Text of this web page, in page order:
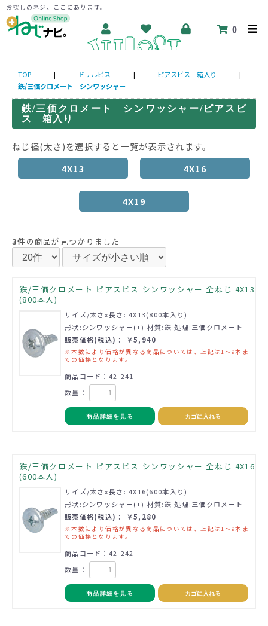
お探しのネジ、ここにあります。
0
TOP | ドリルビス | ピアスビス 箱入り
|
鉄/三価クロメート シンワッシャー
鉄/三価クロメート シンワッシャー/ピアスビ
ス 箱入り
ねじ径(太さ)を選択すると一覧が表示されます。
4X13
4X16
4X19
3件の商品が見つかりました
鉄/三価クロメート ピアスビス シンワッシャー 全ねじ 4X13
(800本入)
サイズ/太さx長さ: 4X13(800本入り)
形状:シンワッシャー(+) 材質:鉄 処理:三価クロメート
販売価格(税込)： ￥5,940
※本数により価格が異なる商品については、上記は1～9本ま
での価格となります。
商品コード：42-241
数量：
商品詳細を見る カゴに入れる
鉄/三価クロメート ピアスビス シンワッシャー 全ねじ 4X16
(600本入)
サイズ/太さx長さ: 4X16(600本入り)
形状:シンワッシャー(+) 材質:鉄 処理:三価クロメート
販売価格(税込)： ￥5,280
※本数により価格が異なる商品については、上記は1～9本ま
での価格となります。
商品コード：42-242
数量：
商品詳細を見る カゴに入れる